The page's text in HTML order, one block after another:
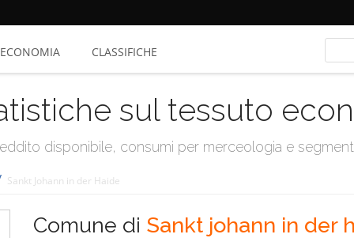
ECONOMIA CLASSIFICHE
sul tessuto
disponibile, consumi per merceologia e
Sankt Johann in der Haide
Comune di Sankt johann in der